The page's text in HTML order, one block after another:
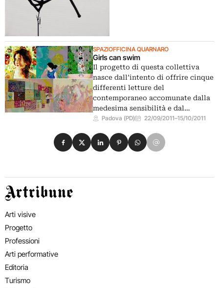
SPAZIOFFICINA QUARNARO
Girls can swim
Il progetto di questa collettiva
nasce dall’intento di offrire cinque
differenti letture del
contemporaneo accomunate dalla
medesima sensibilità e dal…
Padova (PD) 22/09/2011–15/10/2011
Condividi su Facebook
Condividi su X
Condividi su LinkedIn
Condividi su Pinterest
Condividi su WhatsApp
Condividi su Email
Artribune
Arti visive
Progetto
Professioni
Arti performative
Editoria
Turismo